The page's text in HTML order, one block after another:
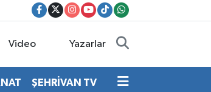
Video Yazarlar
ŞEHRİVAN TV